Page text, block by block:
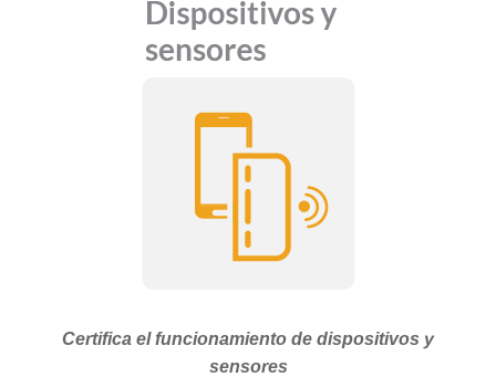
Certifica el funcionamiento de dispositivos y
sensores